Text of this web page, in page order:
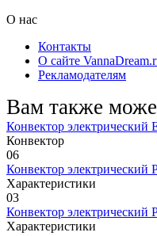
О нас
Контакты
О сайте
Рекламодателям
Вам также
Конвектор
Конвектор
06
Конвектор
Характеристики
03
Конвектор
Характеристики